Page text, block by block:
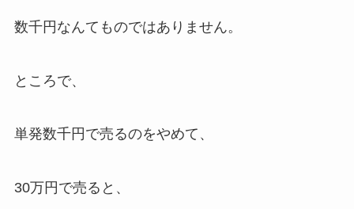
数千円なんてものではありません。
ところで、
単発数千円で売るのをやめて、
30万円で売ると、